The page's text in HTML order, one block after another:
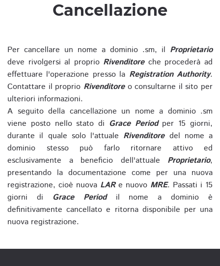
Cancellazione
Per cancellare un nome a dominio .sm, il Proprietario
deve rivolgersi al proprio Rivenditoreche procederà ad
effettuare l'operazione presso la Registration Authority.
Contattare il proprio Rivenditoreo consultarne il sito per
ulteriori informazioni.
A seguito della cancellazione un nome a dominio .sm
viene posto nello stato di Grace Periodper 15 giorni,
durante il quale solo l'attuale Rivenditoredel nome a
dominio stesso può farlo ritornare attivo ed
esclusivamente a beneficio dell'attuale Proprietario,
presentando la documentazione come per una nuova
registrazione, cioè nuova LARe nuovo MRE. Passati i 15
giorni di Grace Periodil nome a dominio è
definitivamente cancellato e ritorna disponibile per una
nuova registrazione.